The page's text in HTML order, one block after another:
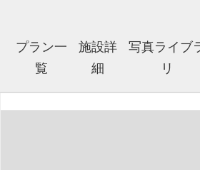
プラン一
覧
施設詳
細
写真ライブ
リ